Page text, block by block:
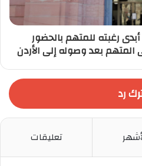
رغبته للمتهم بالحضور
بعد وصوله إلى الأردن
رد
تعليقات